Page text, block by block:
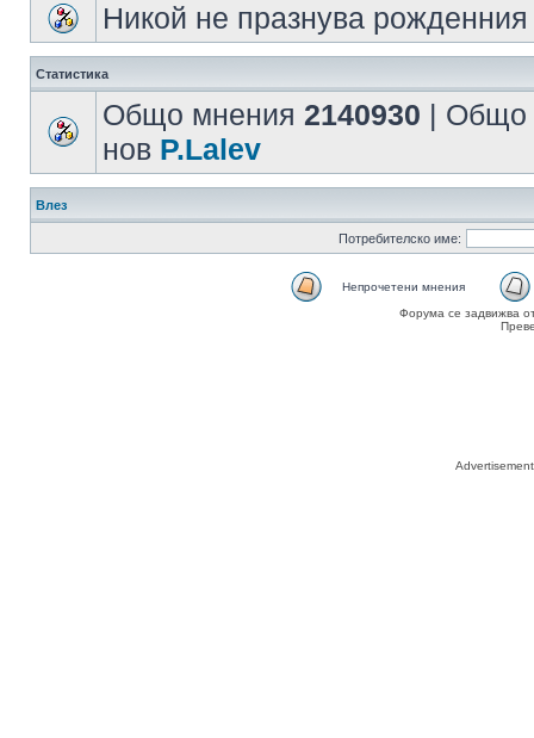
Никой не празнува
Статистика
Общо мнения 2140930 | Общо
нов P.Lalev
Влез
Потребителско име:
Непрочетени мнения
Форума се задвижва